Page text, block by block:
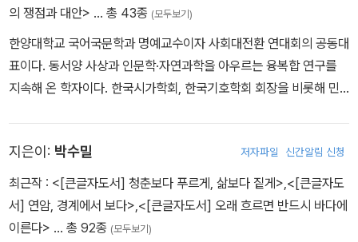
로젝트에 연구 및 자문 등으로 적극 참여하고 있으며, 현재 복간 『사
상계』 편집위원으로 있다. 현재 대통령 직속 국가건축정책위원회 자
문위원으로도 활동중이다. 비평집 『얼굴 없는 노래』 『예외들』 『사랑
은 잠들지 못한다』, 문학연구서 『시는 아무것도 모른다』, 교양서 『순
이 아니라 코칭이다』 『교육의 미래 컬처엔지니어링』, 미래교육 에세
이 『초연결 학교』 등을 펴냈다. 김달진문학상 젊은평론가상을 수상했
다. 인문시사 유튜브 채널 〈함돈균의 뉴스쿨〉을 운영중이다.
의 쟁점과 대안> … 총 43종 (모두보기)
한양대학교 국어국문학과 명예교수이자 사회대전환 연대회의 공동대
표이다. 동서양 사상과 인문학·자연과학을 아우르는 융복합 연구를
지속해 온 학자이다. 한국시가학회, 한국기호학회 회장을 비롯해 민
경계』 주간, 계간 『불교평론』 편집위원장을 맡아 학문과 사회를 잇는
활동을 이어왔다. 또한 『한국철학사전』 편찬 및 집필위원으로 참여했
으며, 대한불교조계종 전례전문위원으로 『통일법요집』 1~3권에 수
록된 의례문과 경전 전문을 한글로 번역하였다. 한국연구재단 융복합
지은이: 박수밀 저자파일 신간알림 신청
최근작 : <[큰글자도서] 청춘보다 푸르게, 삶보다 짙게>,<[큰글자도
서] 연암, 경계에서 보다>,<[큰글자도서] 오래 흐르면 반드시 바다에
이른다> … 총 92종 (모두보기)